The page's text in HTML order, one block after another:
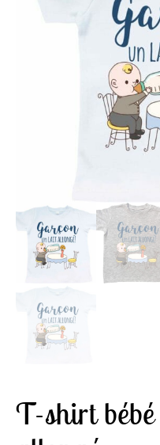
T-shirt